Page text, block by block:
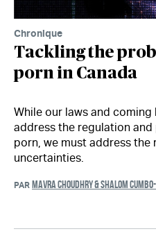
Chronique
Tackling the
porn in Canada
While our laws and
address the regulation
porn, we must address the
uncertainties.
PAR MAVRA CHOUDHRY & SHALOM